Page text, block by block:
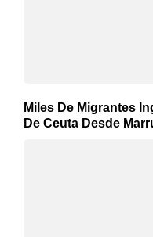
Miles De Migrantes
De Ceuta Desde